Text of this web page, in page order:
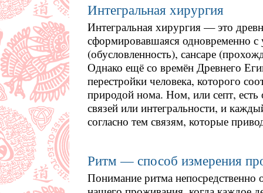
Интегральная хирургия
Интегральная хирургия — это
сформировавшаяся одновременно с
(обусловленность), сансаре
Однако ещё со времён Древнего
перестройки человека, которого
природой нома. Ном, или септ, есть
связей или интегральности, и
согласно тем связям, которые
Ритм — способ измерения
Понимание ритма непосредственно